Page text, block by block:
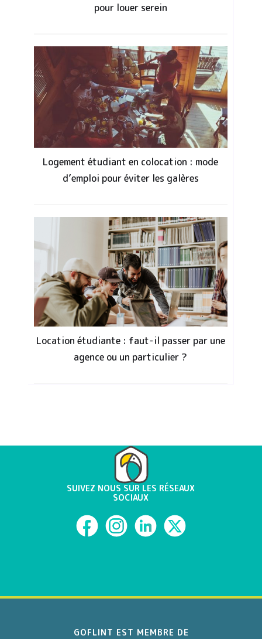
pour louer serein
Logement étudiant en colocation : mode
d’emploi pour éviter les galères
Location étudiante : faut-il passer par une
agence ou un particulier ?
SUIVEZ NOUS SUR LES RÉSEAUX
SOCIAUX
GOFLINT EST MEMBRE DE